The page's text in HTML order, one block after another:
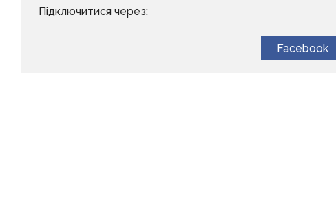
Підключитися через:
Facebook